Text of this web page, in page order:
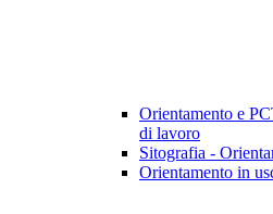
Orientamento e
di lavoro
Sitografia -
Orientamento in